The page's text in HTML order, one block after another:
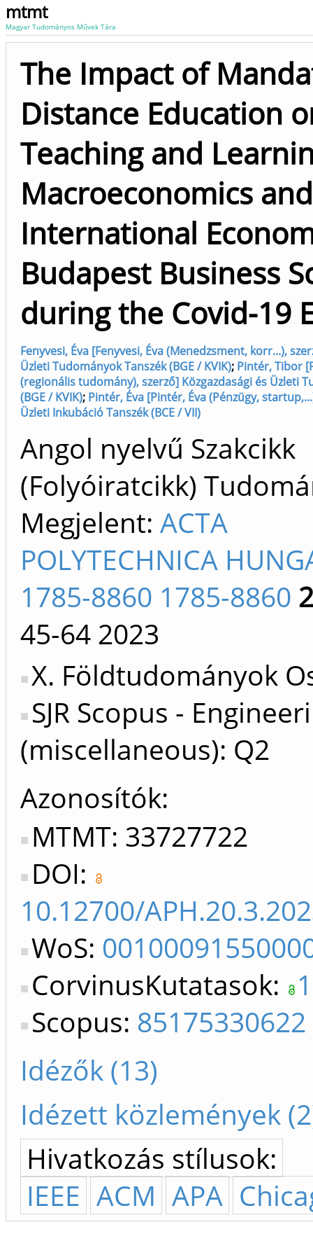
mtmt
Magyar Tudományos Művek Tára
The Impact of
Distance Education
Teaching and
Macroeconomics and
International
Budapest Business
during the Covid-19
Fenyvesi, Éva [Fenyvesi, Éva (Menedzsment, korr...),
Üzleti Tudományok Tanszék (BGE / KVIK); Pintér, Tibor
(regionális tudomány), szerző] Közgazdasági és Üzleti
(BGE / KVIK); Pintér, Éva [Pintér, Éva (Pénzügy,
Üzleti Inkubáció Tanszék (BCE / VII)
Angol nyelvű Szakcikk
(Folyóiratcikk)
Megjelent: ACTA
POLYTECHNICA
1785-8860 1785-8860
45-64 2023
X. Földtudományok
SJR Scopus -
(miscellaneous): Q2
Azonosítók
MTMT: 33727722
DOI:
10.12700/
WoS:
CorvinusKutatasok:
Scopus: 85175330622
Idézők (13)
Idézett közlemények
Hivatkozás stílusok:
IEEE ACM APA